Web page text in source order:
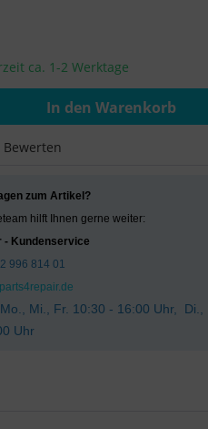
ca. 1-2 Werktage
In den Warenkorb
Bewerten
zum Artikel?
hilft Ihnen gerne weiter:
- Kundenservice
996 814 01
Mi., Fr. 10:30 - 16:00 Uhr, Di.,
Uhr